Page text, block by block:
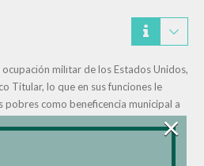
militar de los Estados Unidos,
Titular, lo que en sus funciones le
pobres como beneficencia municipal a
×